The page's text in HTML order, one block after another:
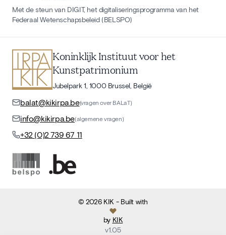
Met de steun van DIGIT, het digitaliseringsprogramma van het
Federaal Wetenschapsbeleid (BELSPO)
Koninklijk Instituut voor het
Kunstpatrimonium
Jubelpark 1, 1000 Brussel, België
balat@kikirpa.be(vragen over BALaT)
info@kikirpa.be(algemene vragen)
+32 (0)2 739 67 11
©2026 KIK - Built with
by KIK
v1.05